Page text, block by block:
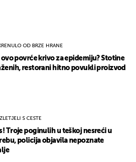
OD BRZE HRANE
ovo povrće krivo za epidemiju? Stotine
restorani hitno povukli proizvod
IZLETJELI S CESTE
Troje poginulih u teškoj nesreći u
policija objavila nepoznate